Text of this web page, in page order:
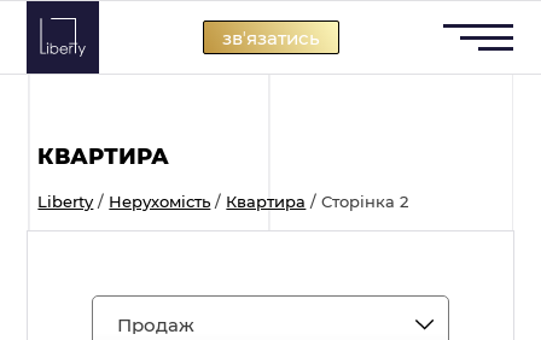
Skip
content
звʼязатись
КВАРТИРА
Liberty / Нерухомість / Квартира /Сторінка 2